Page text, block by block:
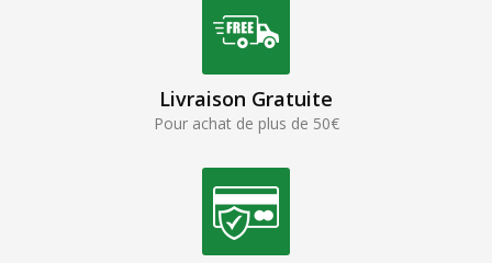
Livraison Gratuite
Pour achat de plus de 50€